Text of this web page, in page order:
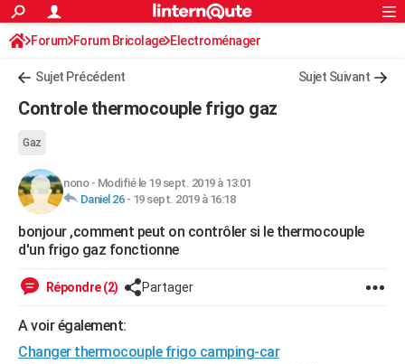
ACTUALITÉS
Politique
Société
Faits Divers
Education
Monde
Villes
+
AUTO
Essais
Réserver un essai
Citadines
Berlines
SUV
Forum auto
+HIGH-TECH
Mobiles
Meilleur smartphone
Internet
Ordinateurs
Jeux vidéo
Guide high-tech
+BRICOLAGE
Forum
Aménagement intérieur
Extérieur
Cuisine
Salle de bains
Jardinage
Rangement
WEEK-END
Art de vivre
Bien-être
Loisirs
Mode
Modes de vie
SANTE
S'inscrire
Connexion
Forum Forum Bricolage Electroménager
Sujet Précédent Sujet Suivant
Controle thermocouple frigo gaz
Gaz
nono- Modifié le 19 sept. 2019 à 13:01
Daniel 26- 19 sept. 2019 à 16:18
bonjour ,comment peut on contrôler si le thermocouple
d'un frigo gaz fonctionne
Répondre (2) Partager
A voir également:
Changer thermocouple frigo camping-car